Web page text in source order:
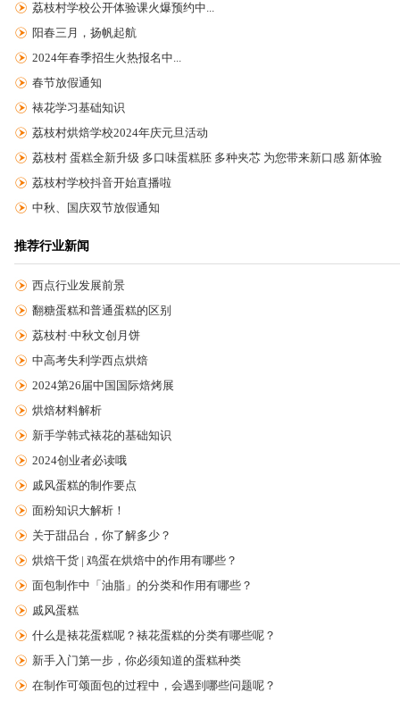
荔枝村学校公开体验课火爆预约中...
阳春三月，扬帆起航
2024年春季招生火热报名中...
春节放假通知
裱花学习基础知识
荔枝村烘焙学校2024年庆元旦活动
荔枝村 蛋糕全新升级 多口味蛋糕胚 多种夹芯 为您带来新口感 新体验
荔枝村学校抖音开始直播啦
中秋、国庆双节放假通知
推荐行业新闻
西点行业发展前景
翻糖蛋糕和普通蛋糕的区别
荔枝村·中秋文创月饼
中高考失利学西点烘焙
2024第26届中国国际焙烤展
烘焙材料解析
新手学韩式裱花的基础知识
2024创业者必读哦
戚风蛋糕的制作要点
面粉知识大解析！
关于甜品台，你了解多少？
烘焙干货 | 鸡蛋在烘焙中的作用有哪些？
面包制作中「油脂」的分类和作用有哪些？
戚风蛋糕
什么是裱花蛋糕呢？裱花蛋糕的分类有哪些呢？
新手入门第一步，你必须知道的蛋糕种类
在制作可颂面包的过程中，会遇到哪些问题呢？